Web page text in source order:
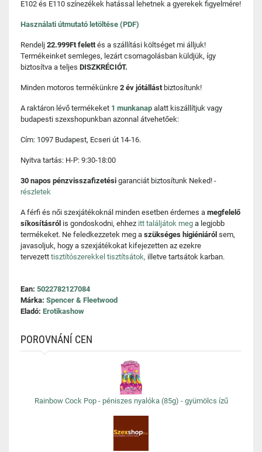
E102 és E110 színezékek hatással lehetnek a gyerekek figyelmére!
Használati útmutató letöltése (PDF)
Rendelj 22.999Ft felettés a szállítási költséget mi álljuk!
Termékeinket semleges, lezárt csomagolásban küldjük, így
biztosítva a teljes DISZKRÉCIÓT.
Minden motoros termékünkre 2 év jótállást biztosítunk!
A raktáron lévő termékeket 1 munkanap alatt kiszállítjuk vagy
budapesti szexshopunkban azonnal átvehetőek:
Cím: 1097 Budapest, Ecseri út 14-16.
Nyitva tartás: H-P: 9:30-18:00
30 napos pénzvisszafizetési garanciát biztosítunk Neked! -
részletek
A férfi és női szexjátékoknál minden esetben érdemes a megfelelő
síkosításról is gondoskodni, ehhez itt találjátok meg a legjobb
termékeket. Ne feledkezzetek meg a szükséges higiéniáról sem,
javasoljuk, hogy a szexjátékokat kifejezetten az ezekre
tervezett tisztítószerekkel tisztítsátok, illetve tartsátok karban.
Ean: 5022782127084
Márka: Spencer & Fleetwood
Eladó: Erotikashow
POROVNÁNÍ CEN
Rainbow Cock Pop - péniszes nyalóka (85g) - gyümölcs ízű